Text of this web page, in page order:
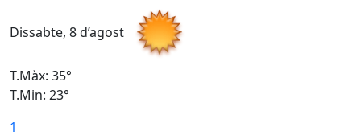
Dissabte, 8 d’agost
T.Màx: 35°
T.Min: 23°
1